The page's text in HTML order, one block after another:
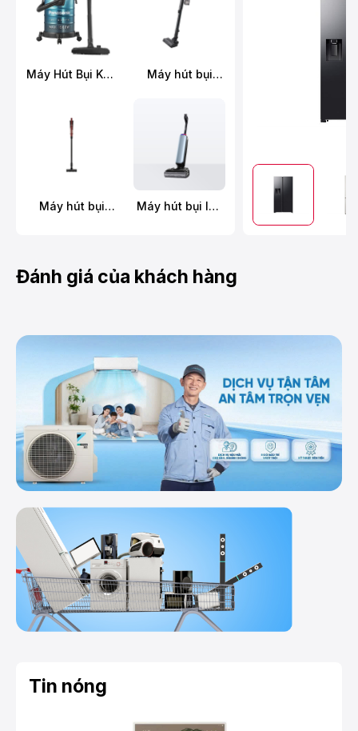
Máy Hút Bụi Khô
YW603AN49
Máy hút bụi
SBR70K946
Máy hút bụi
Máy hút bụi lau
Prime
Đánh giá của khách hàng
Tin nóng